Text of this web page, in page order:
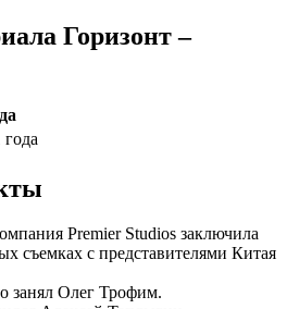
Горизонт –
Premier Studios заключила
съемках с представителями Китая
занял Олег Трофим.